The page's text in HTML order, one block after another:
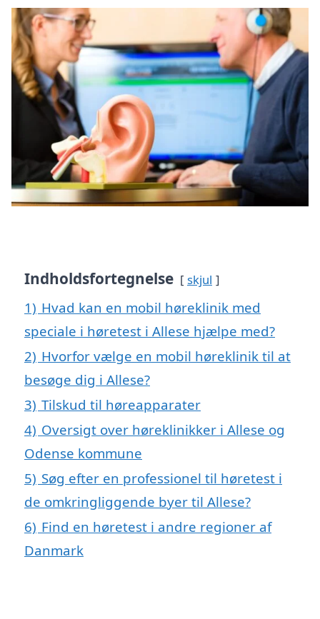
Indholdsfortegnelse skjul
1) Hvad kan en mobil høreklinik med
speciale i høretest i Allese hjælpe med?
2) Hvorfor vælge en mobil høreklinik til at
besøge dig i Allese?
3) Tilskud til høreapparater
4) Oversigt over høreklinikker i Allese og
Odense kommune
5) Søg efter en professionel til høretest i
de omkringliggende byer til Allese?
6) Find en høretest i andre regioner af
Danmark